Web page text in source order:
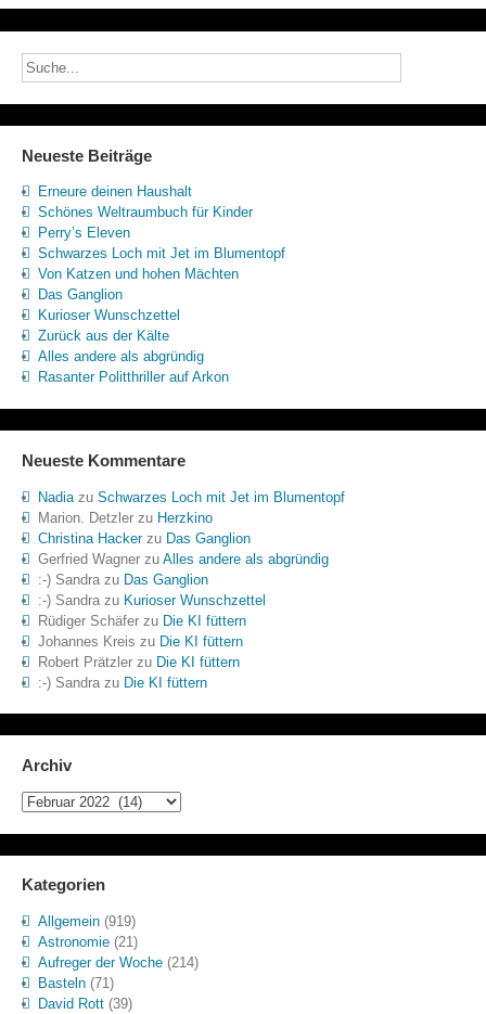
Neueste Beiträge
Erneure deinen Haushalt
Schönes Weltraumbuch für Kinder
Perry’s Eleven
Schwarzes Loch mit Jet im Blumentopf
Von Katzen und hohen Mächten
Das Ganglion
Kurioser Wunschzettel
Zurück aus der Kälte
Alles andere als abgründig
Rasanter Politthriller auf Arkon
Neueste Kommentare
Nadiazu Schwarzes Loch mit Jet im Blumentopf
Marion. Detzlerzu Herzkino
Christina Hackerzu Das Ganglion
Gerfried Wagnerzu Alles andere als abgründig
:-) Sandrazu Das Ganglion
:-) Sandrazu Kurioser Wunschzettel
Rüdiger Schäferzu Die KI füttern
Johannes Kreis zu Die KI füttern
Robert Prätzlerzu Die KI füttern
:-) Sandrazu Die KI füttern
Archiv
Archiv
Kategorien
Allgemein(919)
Astronomie(21)
Aufreger der Woche(214)
Basteln(71)
David Rott(39)